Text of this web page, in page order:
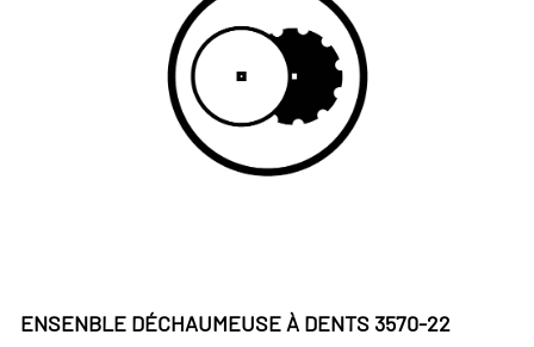
ENSENBLE DÉCHAUMEUSE À DENTS 3570-22